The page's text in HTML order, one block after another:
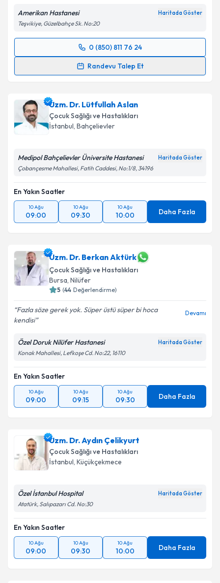
Metni'ni okudum ve kişisel verilerimin belirtilen
kapsamda işlenmesini kabul ediyorum.
Amerikan Hastanesi Haritada Göster
Teşvikiye, Güzelbahçe Sk. No:20
0 (850) 811 76 24
Randevu Talep Et
Randevu Takvimi Talebi
takvim hazırlandığında e-posta ile bilgilendireceğiz.
E-posta Adresiniz
Kişisel verilerimin işlenmesine ilişkin
Metni'ni okudum ve kişisel verilerimin belirtilen
kapsamda işlenmesini kabul ediyorum.
Takvim Talebini Gönder
Uzm. Dr. Lütfullah Aslan
Çocuk Sağlığı ve Hastalıkları
İstanbul, Bahçelievler
Medipol Bahçelievler Üniversite Hastanesi Haritada Göster
Çobançesme Mahallesi, Fatih Caddesi, No:1/8, 34196
En Yakın Saatler
10 Ağu
09:00
10 Ağu
09:30
10 Ağu
10:00 Daha Fazla
Uzm. Dr. Berkan Aktürk
Çocuk Sağlığı ve Hastalıkları
Bursa, Nilüfer
5 (44 Değerlendirme)
Fazla söze gerek yok. Süper üstü süper bi hoca
kendisi
Devamı
Özel Doruk Nilüfer Hastanesi Haritada Göster
Konak Mahallesi, Lefkoşe Cd. No:22, 16110
En Yakın Saatler
10 Ağu
09:00
10 Ağu
09:15
10 Ağu
09:30 Daha Fazla
Uzm. Dr. Aydın Çelikyurt
Çocuk Sağlığı ve Hastalıkları
İstanbul, Küçükçekmece
Özel İstanbul Hospital Haritada Göster
Atatürk, Salıpazarı Cd. No:30
En Yakın Saatler
10 Ağu
09:00
10 Ağu
09:30
10 Ağu
10:00 Daha Fazla